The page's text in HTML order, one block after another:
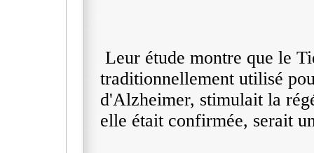
Leur étude montre que le
traditionnellement utilisé
d'Alzheimer, stimulait la
elle était confirmée, serait